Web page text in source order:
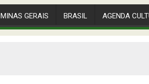
MINAS GERAIS BRASIL AGENDA